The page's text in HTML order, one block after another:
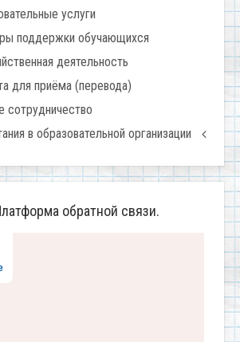
услуги
поддержки обучающихся
деятельность
для приёма (перевода)
в образовательной организации
обратной связи.